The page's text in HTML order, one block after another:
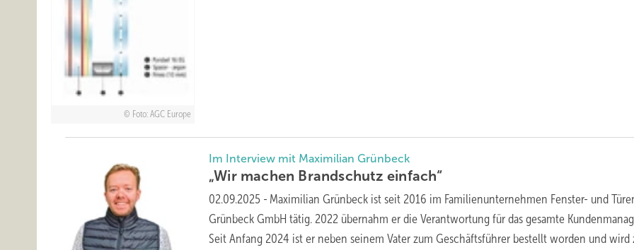
Foto: AGC Europe
Im Interview mit Maximilian Grünbeck
„Wir machen Brandschutz einfach“
02.09.2025 - Maximilian Grünbeck ist seit 2016 im Familienunternehmen Fenster- und
Grünbeck GmbH tätig. 2022 übernahm er die Verantwortung für das gesamte
Seit Anfang 2024 ist er neben seinem Vater zum Geschäftsführer bestellt worden und wird